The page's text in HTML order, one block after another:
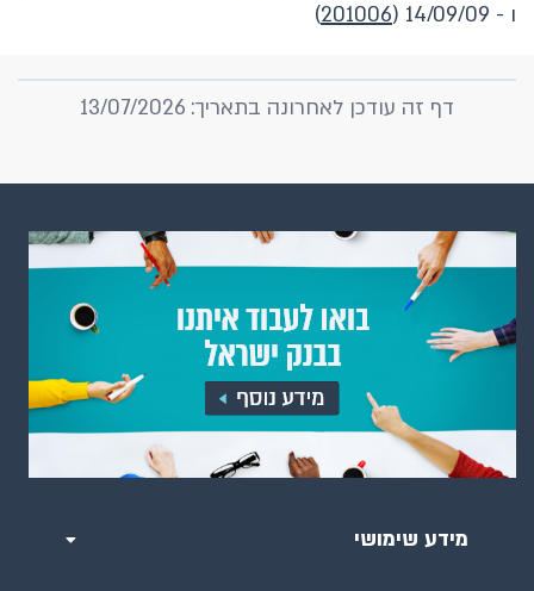
ו - 14/09/09 (
201006
)
דף זה עודכן לאחרונה בתאריך: 13/07/2026
מידע שימושי